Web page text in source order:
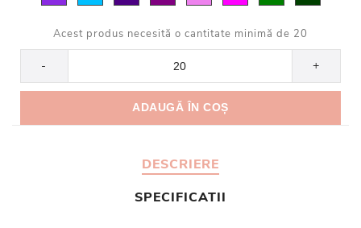
Acest produs necesită o cantitate minimă de 20
- +
DESCRIERE
SPECIFICATII